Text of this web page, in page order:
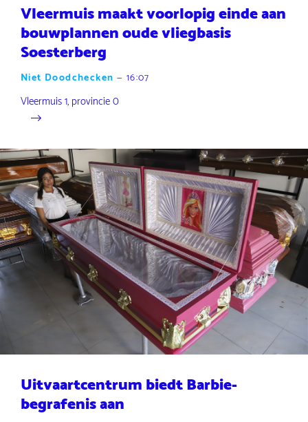
Vleermuis maakt voorlopig einde aan
bouwplannen oude vliegbasis
Soesterberg
Niet Doodchecken — 16:07
Vleermuis 1, provincie 0
Uitvaartcentrum biedt Barbie-
begrafenis aan